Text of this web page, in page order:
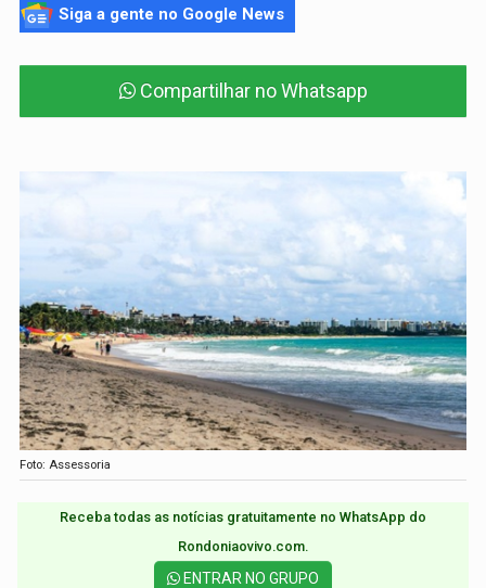
Siga a gente no Google News
Compartilhar no Whatsapp
Foto: Assessoria
Receba todas as notícias gratuitamente no WhatsApp do
Rondoniaovivo.com.​
ENTRAR NO GRUPO